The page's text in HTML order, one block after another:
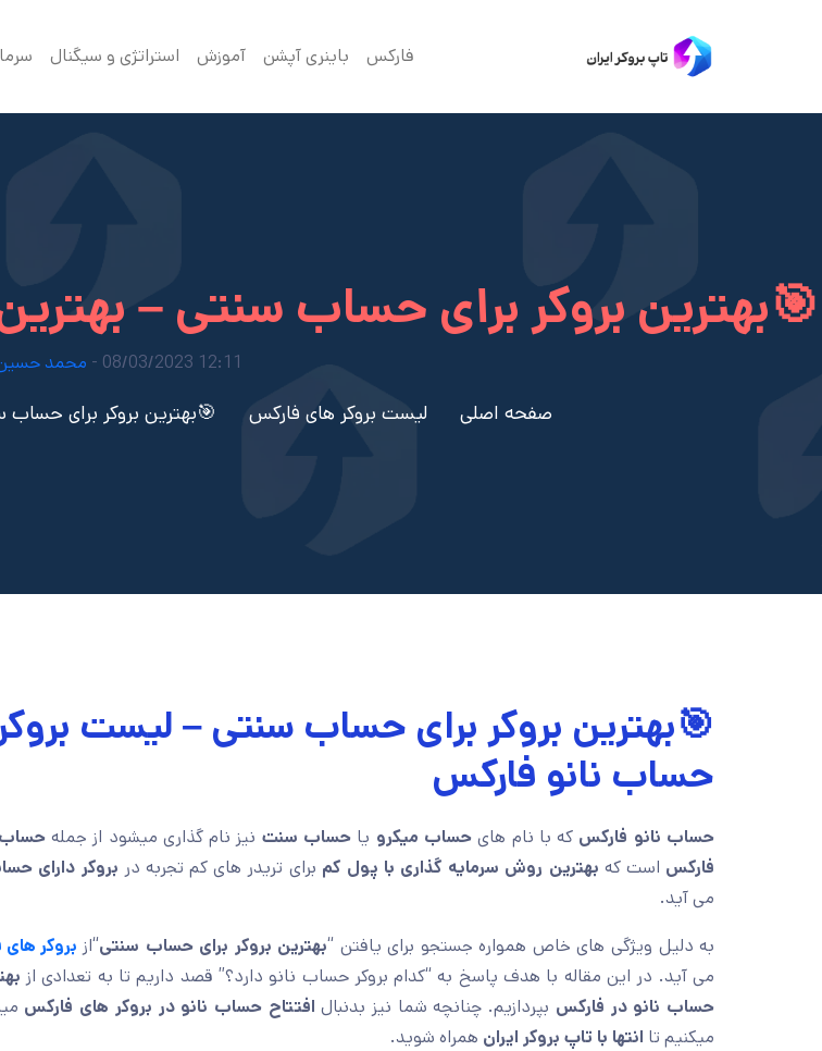
فارکس باینری آپشن آموزش استراتژی و سیگنال
🎯بهترین بروکر برای حساب سنتی –
12:11 08/03/2023 - محمد
صفحه اصلی لیست بروکر های فارکس 🎯بهترین بروکر برای
🎯بهترین بروکر برای حساب سنتی – لیست
حساب نانو فارکس
حساب نانو فارکس که با نام هایحساب میکرو یا حساب سنت نیز نام گذاری میشود از جملهحساب
فارکس است که بهترین روش سرمایه گذاری با پول کم برای تریدر های کم تجربه در بروکر دارای
می آید.
به دلیل ویژگی های خاص همواره جستجو برای یافتن “بهترین بروکر برای حساب سنتی“از بروکر
می آید. در این مقاله با هدف پاسخ به “کدام بروکر حساب نانو دارد؟” قصد داریم تا به تعدادی از
حساب نانو در فارکس بپردازیم. چنانچه شما نیز بدنبال افتتاح حساب نانو در بروکر های فارکس
میکنیم تا انتها با تاپ بروکر ایران همراه شوید.